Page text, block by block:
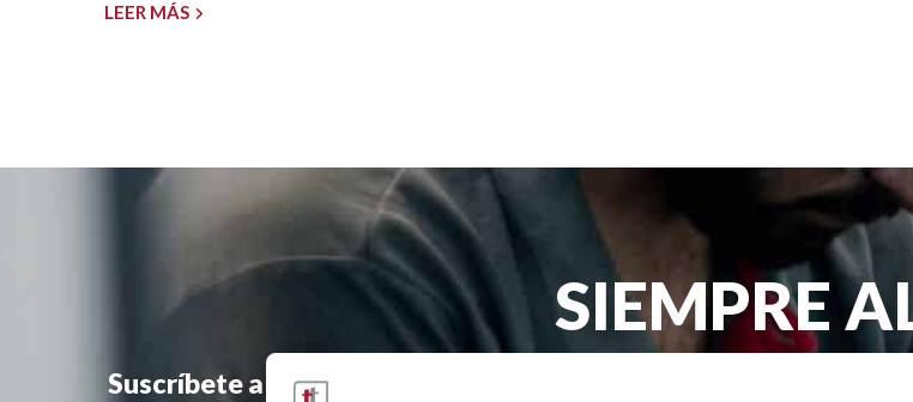
LEER MÁS
SIEMPRE
Suscríbete a la newsletter y te haremos llegar la actualidad de